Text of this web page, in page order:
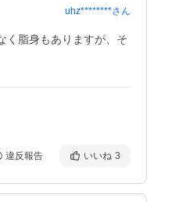
uhz********さん
く脂身もありますが、そ
違反報告 いいね 3